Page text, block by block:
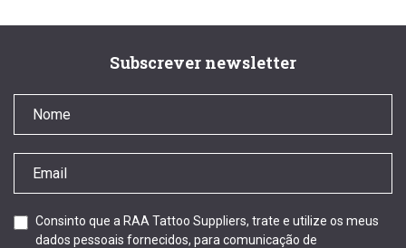
Subscrever newsletter
Consinto que a RAA Tattoo Suppliers, trate e utilize os meus
dados pessoais fornecidos, para comunicação de